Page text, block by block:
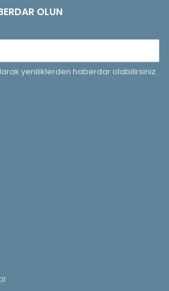
OLUN
yeniliklerden haberdar olabilirsiniz.